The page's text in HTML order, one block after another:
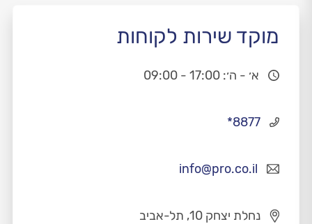
מוקד שירות לקוחות
א׳ - ה׳: 17:00 - 09:00
info@pro.co.il
*8877
נחלת יצחק 10, תל-אביב